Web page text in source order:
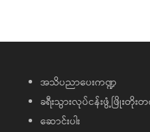
အသိပညာပေးကဏ္ဍ
ခရီးသွားလုပ်ငန်းဖွံ့ဖြိုးတို
ဆောင်းပါး